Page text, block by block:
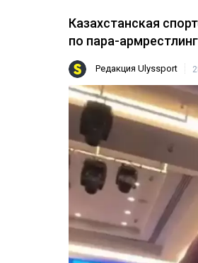
Казахстанская
по пара-
Редакция Ulyssport